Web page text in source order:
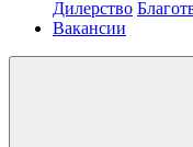
Дилерство
Вакансии